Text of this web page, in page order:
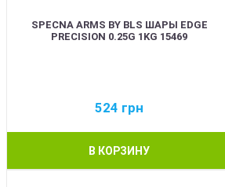
SPECNA ARMS BY BLS ШАРЫ EDGE
PRECISION 0.25G 1KG 15469
524 грн
В КОРЗИНУ